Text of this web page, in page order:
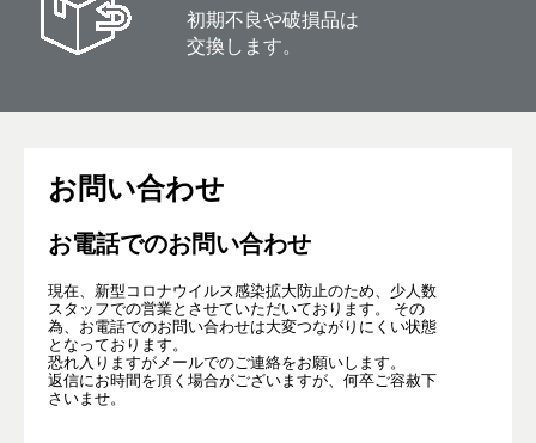
初期不良や破損品は
交換します。
お問い合わせ
お電話でのお問い合わせ
現在、新型コロナウイルス感染拡大防止のため、少人数
スタッフでの営業とさせていただいております。 その
為、お電話でのお問い合わせは大変つながりにくい状態
となっております。
恐れ入りますがメールでのご連絡をお願いします。
返信にお時間を頂く場合がございますが、何卒ご容赦下
さいませ。